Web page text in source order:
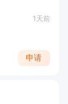
1天前
申请